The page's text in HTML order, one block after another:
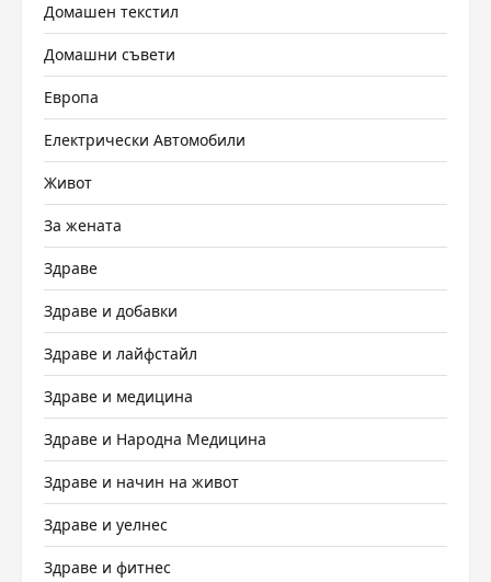
Домашен текстил
Домашни съвети
Европа
Електрически Автомобили
Живот
За жената
Здраве
Здраве и добавки
Здраве и лайфстайл
Здраве и медицина
Здраве и Народна Медицина
Здраве и начин на живот
Здраве и уелнес
Здраве и фитнес